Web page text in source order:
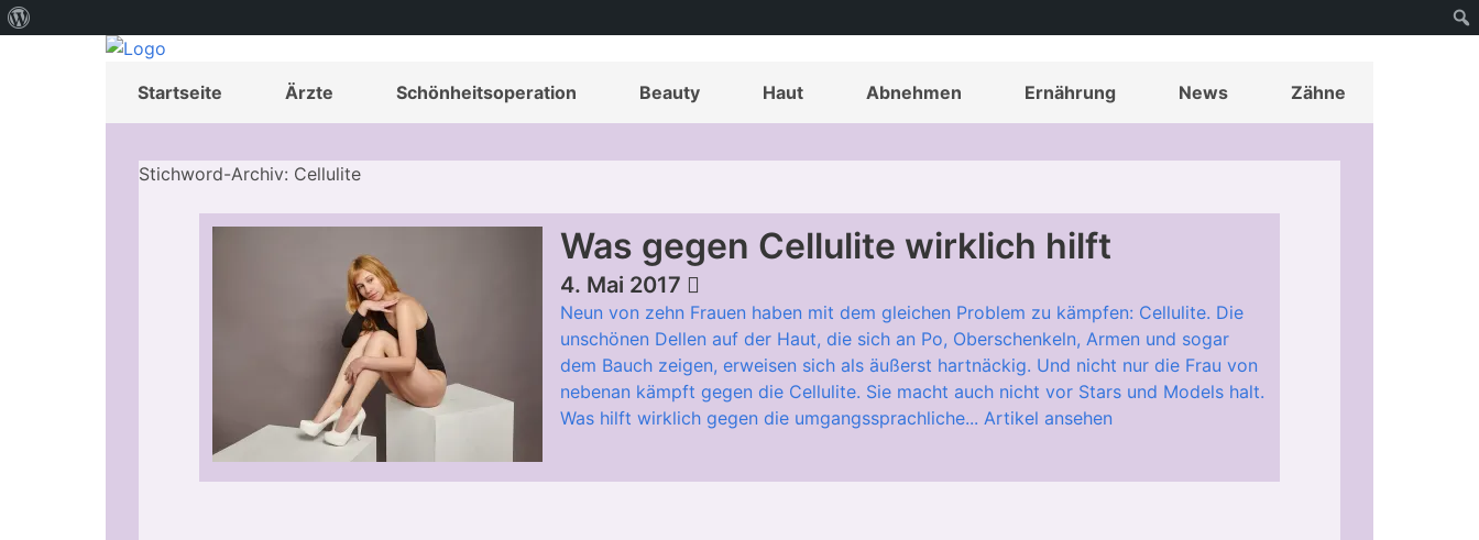
Startseite Ärzte Schönheitsoperation Beauty Haut Abnehmen Ernährung News Zähne
Stichword-Archiv: Cellulite
Was gegen Cellulite wirklich hilft
4. Mai 2017
Neun von zehn Frauen haben mit dem gleichen Problem zu kämpfen: Cellulite. Die
unschönen Dellen auf der Haut, die sich an Po, Oberschenkeln, Armen und sogar
dem Bauch zeigen, erweisen sich als äußerst hartnäckig. Und nicht nur die Frau von
nebenan kämpft gegen die Cellulite. Sie macht auch nicht vor Stars und Models halt.
Was hilft wirklich gegen die umgangssprachliche... Artikel ansehen